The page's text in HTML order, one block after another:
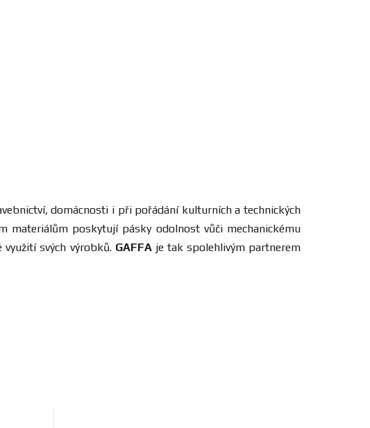
domácnosti i při pořádání kulturních a technických
materiálům poskytují pásky odolnost vůči mechanickému
svých výrobků. GAFFAje tak spolehlivým partnerem